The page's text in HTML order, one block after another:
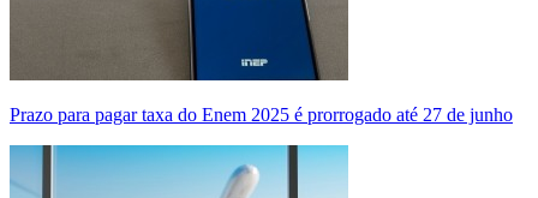
Prazo para pagar taxa do Enem 2025 é prorrogado até 27 de junho